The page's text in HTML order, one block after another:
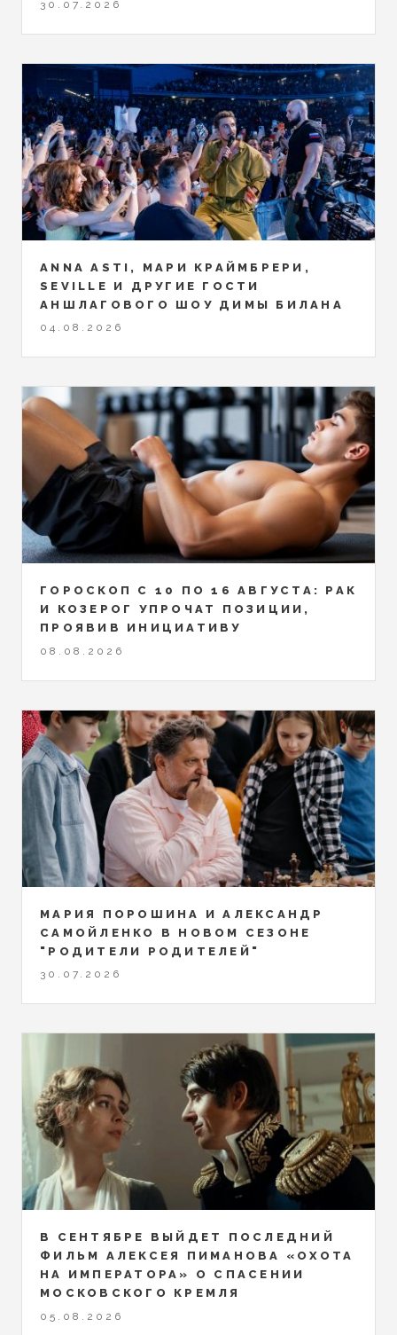
30.07.2026
ANNA ASTI, МАРИ КРАЙМБРЕРИ,
SEVILLE И ДРУГИЕ ГОСТИ
АНШЛАГОВОГО ШОУ ДИМЫ БИЛАНА
04.08.2026
ГОРОСКОП С 10 ПО 16 АВГУСТА: РАК
И КОЗЕРОГ УПРОЧАТ ПОЗИЦИИ,
ПРОЯВИВ ИНИЦИАТИВУ
08.08.2026
МАРИЯ ПОРОШИНА И АЛЕКСАНДР
САМОЙЛЕНКО В НОВОМ СЕЗОНЕ
"РОДИТЕЛИ РОДИТЕЛЕЙ"
30.07.2026
В СЕНТЯБРЕ ВЫЙДЕТ ПОСЛЕДНИЙ
ФИЛЬМ АЛЕКСЕЯ ПИМАНОВА «ОХОТА
НА ИМПЕРАТОРА» О СПАСЕНИИ
МОСКОВСКОГО КРЕМЛЯ
05.08.2026